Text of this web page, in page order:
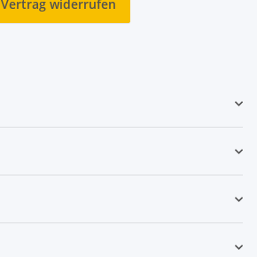
Vertrag widerrufen